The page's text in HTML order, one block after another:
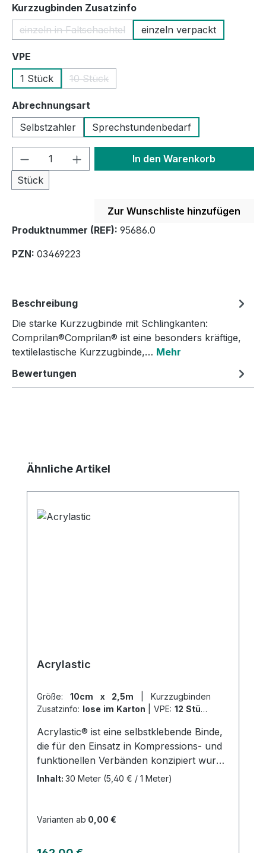
Kurzzugbinden Zusatzinfoauswählen
einzeln in Faltschachtel
(Diese Option ist zurzeit nicht verfügbar.)
einzeln verpackt
VPE
1 Stück
10 Stück
(Diese Option ist zurzeit nicht verfügbar.)
Abrechnungsart
Selbstzahler
Sprechstundenbedarf
Produkt Anzahl: Gib den
Stück
In den Warenkorb
Zur Wunschliste hinzufügen
Produktnummer (REF): 95686.0
PZN: 03469223
Beschreibung
Die starke Kurzzugbinde mit Schlingkanten:
Comprilan®Comprilan® ist eine besonders kräftige,
textilelastische Kurzzugbinde,… Mehr
Bewertungen
Produktgalerie überspringen
Ähnliche Artikel
Acrylastic
Größe: 10cm x 2,5m
Zusatzinfo: lose im Karton VPE: 12 Stück
Acrylastic® ist eine selbstklebende Binde,
die für den Einsatz in Kompressions- und
funktionellen Verbänden konzipiert wurde.
Mit einem rutschfesten Sitz und einer
wasserabweisende Gewebe und eine
Inhalt: 30 Meter (5,40 € / 1 Meter)
Varianten ab 0,00 €